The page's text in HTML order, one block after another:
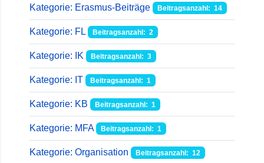
Kategorie: Erasmus-Beiträge Beitragsanzahl: 14
Kategorie: FL Beitragsanzahl: 2
Kategorie: IK Beitragsanzahl: 3
Kategorie: IT Beitragsanzahl: 1
Kategorie: KB Beitragsanzahl: 1
Kategorie: MFA Beitragsanzahl: 1
Kategorie: Organisation Beitragsanzahl: 12